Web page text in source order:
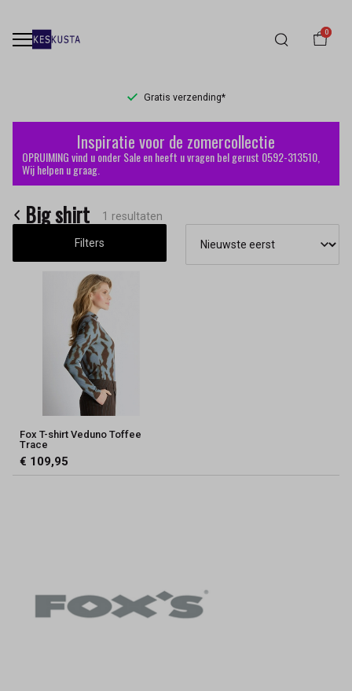
0
Gratis verzending*
Big
shirt
Keskusta
Inspiratie voor de zomercollectie
OPRUIMING vind u onder Sale en heeft u vragen bel gerust 0592-313510,
Wij helpen u graag.
Big shirt 1 resultaten
Filters
Fox T-shirt Veduno Toffee
Trace
€ 109,95